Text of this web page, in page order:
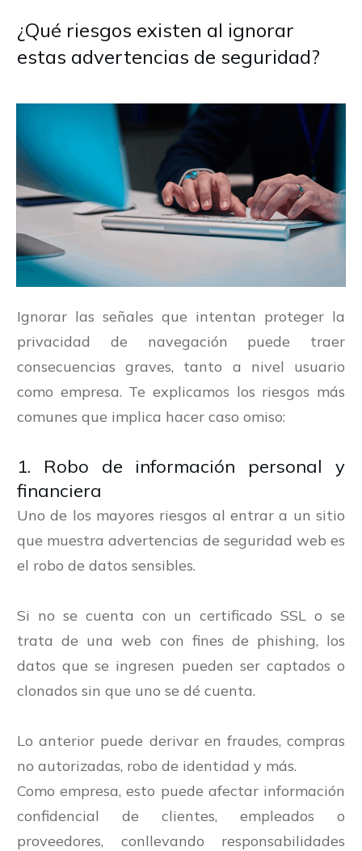
¿Qué riesgos existen al ignorar
estas advertencias de seguridad?
Ignorar las señales que intentan proteger la
privacidad de navegación puede traer
consecuencias graves, tanto a nivel usuario
como empresa. Te explicamos los riesgos más
comunes que implica hacer caso omiso:
1. Robo de información personal y
financiera
Uno de los mayores riesgos al entrar a un sitio
que muestra advertencias de seguridad web es
el robo de datos sensibles.
Si no se cuenta con un certificado SSL o se
trata de una web con fines de phishing, los
datos que se ingresen pueden ser captados o
clonados sin que uno se dé cuenta.
Lo anterior puede derivar en fraudes, compras
no autorizadas, robo de identidad y más.
Como empresa, esto puede afectar información
confidencial de clientes, empleados o
proveedores, conllevando responsabilidades